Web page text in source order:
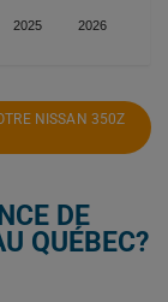
2025 2026
NISSAN 350Z
DE
QUÉBEC?